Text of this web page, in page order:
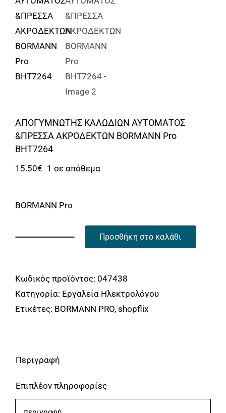
Περισσότερα
ΑΠΟΓΥΜΝΩΤΗΣ ΚΑΛΩΔΙΩΝ ΑΥΤΟΜΑΤΟΣ
&ΠΡΕΣΣΑ ΑΚΡΟΔΕΚΤΩΝ BORMANN Pro
BHT7264
15.50€ 1 σε απόθεμα
BORMANN Pro
ΑΠΟΓΥΜΝΩΤΗΣ
ΑΥΤΟΜΑΤΟΣ
&ΠΡΕΣΣΑ
ΑΚΡΟΔΕΚΤΩΝ
ποσότητα
Προσθήκη στο καλάθι
Κωδικός προϊόντος: 047438
Κατηγορία: Εργαλεία Ηλεκτρολόγου
Ετικέτες: BORMANN PRO, shopflix
Περιγραφή
Επιπλέον πληροφορίες